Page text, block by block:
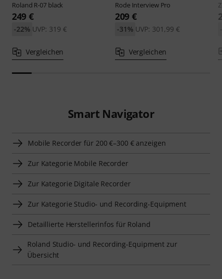
Roland R-07 black
249 €
UVP: 319 €
-22%
Vergleichen
Rode Interview Pro
209 €
UVP: 301,99 €
-31%
Vergleichen
Smart Navigator
Mobile Recorder für 200 €–300 € anzeigen
Zur Kategorie Mobile Recorder
Zur Kategorie Digitale Recorder
Zur Kategorie Studio- und Recording-Equipment
Detaillierte Herstellerinfos für Roland
Roland Studio- und Recording-Equipment zur
Übersicht